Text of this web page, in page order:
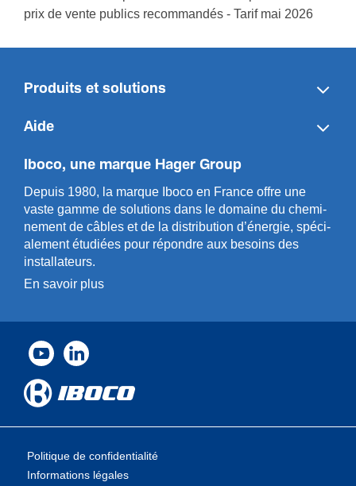
prix de vente publics recommandés - Tarif mai 2026
Produits et solutions
Aide
Iboco, une marque Hager Group
Depuis 1980, la marque Iboco en France offre une
vaste gamme de solut­ions dans le domaine du chemi­
n­ement de câbles et de la distri­bution d’énergie, spéci­
a­l­ement étudiées pour répondre aux besoins des
installa­teurs.
En savoir plus
Politique de confidentialité
Informations légales